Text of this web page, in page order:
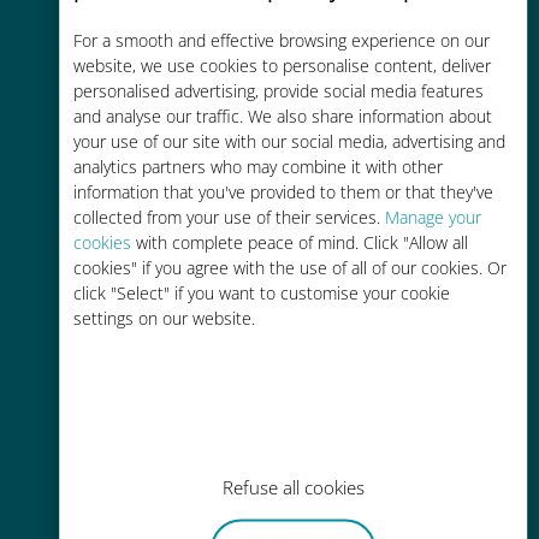
For a smooth and effective browsing experience on our
website, we use cookies to personalise content, deliver
personalised advertising, provide social media features
and analyse our traffic. We also share information about
your use of our site with our social media, advertising and
analytics partners who may combine it with other
information that you've provided to them or that they've
collected from your use of their services. Manage your
cookies with complete peace of mind. Click "Allow all
cookies" if you agree with the use of all of our cookies. Or
click "Select" if you want to customise your cookie
settings on our website.
Refuse all cookies
Économique
Jusqu'à 90 % moins cher que les
frais d'itinérance avec votre
opérateur habituel
Recharge facile